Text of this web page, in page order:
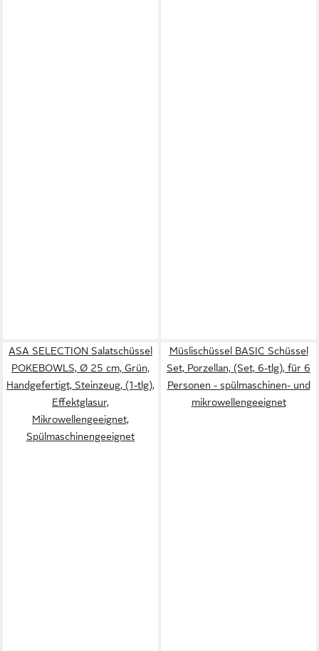
ASA SELECTION Salatschüssel
POKEBOWLS, Ø 25 cm, Grün,
Handgefertigt, Steinzeug, (1-tlg),
Effektglasur,
Mikrowellengeeignet,
Spülmaschinengeeignet
Müslischüssel BASIC Schüssel
Set, Porzellan, (Set, 6-tlg), für 6
Personen - spülmaschinen- und
mikrowellengeeignet